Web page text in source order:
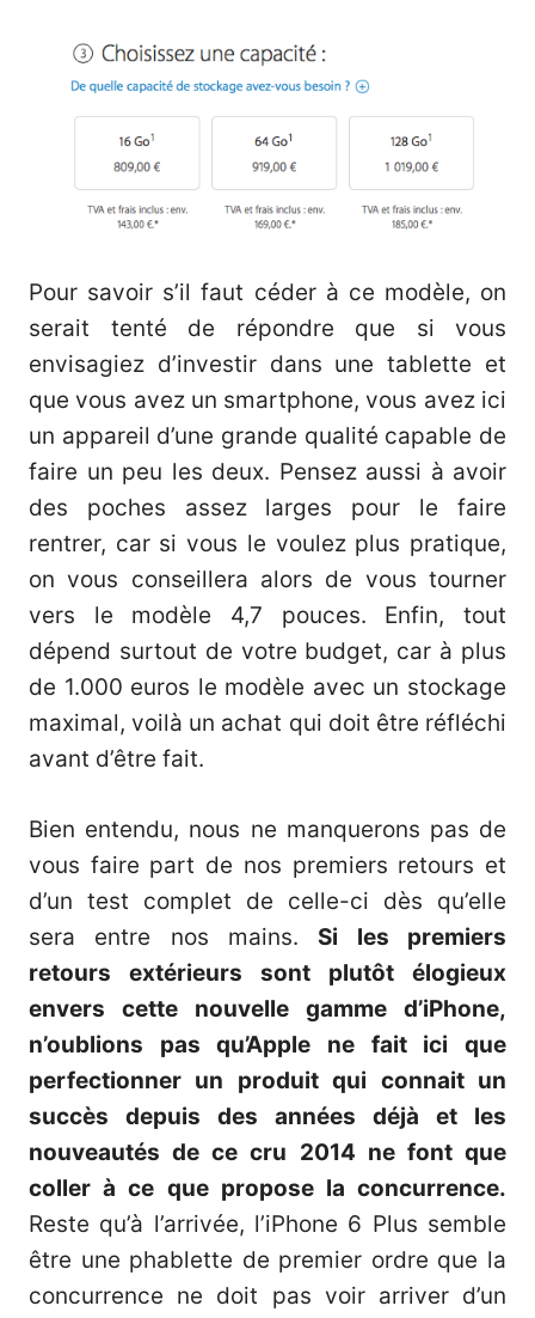
Pour savoir s’il faut céder à ce modèle, on
serait tenté de répondre que si vous
envisagiez d’investir dans une tablette et
que vous avez un smartphone, vous avez ici
un appareil d’une grande qualité capable de
faire un peu les deux. Pensez aussi à avoir
des poches assez larges pour le faire
rentrer, car si vous le voulez plus pratique,
on vous conseillera alors de vous tourner
vers le modèle 4,7 pouces. Enfin, tout
dépend surtout de votre budget, car à plus
de 1.000 euros le modèle avec un stockage
maximal, voilà un achat qui doit être réfléchi
avant d’être fait.
Bien entendu, nous ne manquerons pas de
vous faire part de nos premiers retours et
d’un test complet de celle-ci dès qu’elle
sera entre nos mains. Si les premiers
retours extérieurs sont plutôt élogieux
envers cette nouvelle gamme d’iPhone,
n’oublions pas qu’Apple ne fait ici que
perfectionner un produit qui connait un
succès depuis des années déjà et les
nouveautés de ce cru 2014 ne font que
coller à ce que propose la concurrence.
Reste qu’à l’arrivée, l’iPhone 6 Plus semble
être une phablette de premier ordre que la
concurrence ne doit pas voir arriver d’un